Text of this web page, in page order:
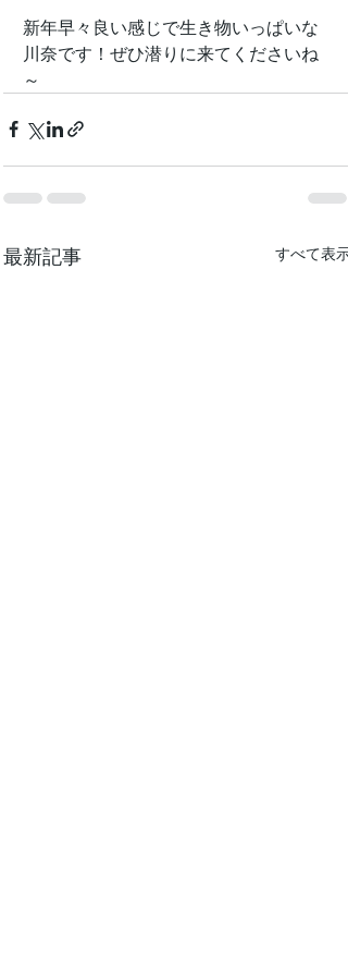
新年早々良い感じで生き物いっぱいな
川奈です！ぜひ潜りに来てくださいね
～
最新記事 すべて表示